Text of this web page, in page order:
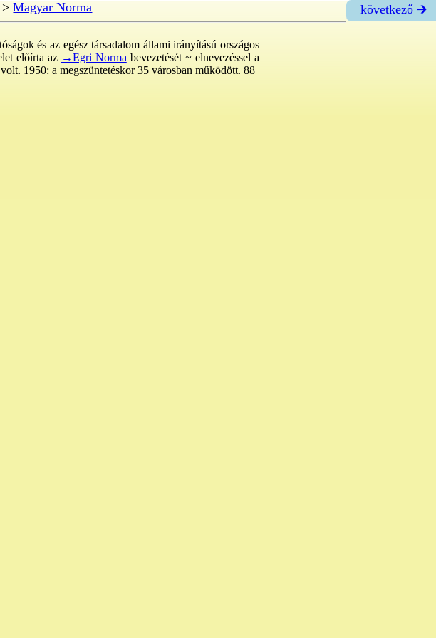
>Magyar Norma következő 🡲
és az egész társadalom állami irányítású országos
előírta az →Egri Norma bevezetését ~ elnevezéssel a
1950: a megszüntetéskor 35 városban működött. 88